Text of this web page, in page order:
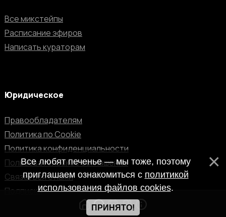
Все микстейпы
Расписание эфиров
Написать кураторам
Юридическое
Правообладателям
Политика по Cookie
Политика конфиденциальности
Пользовательское соглашение
Связаться с нами
Подписка
Все любят печенье — мы тоже, поэтому
приглашаем ознакомиться с политикой
использования файлов cookies.
ПРИНЯТО!